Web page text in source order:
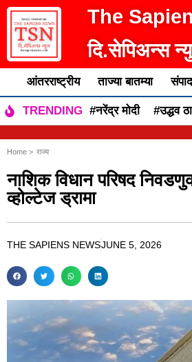
The
दि.सेपिअन्स
आंतरराष्ट्रीय ताज्या बातम्या
TRENDING #नरेंद्र मोदी #उद्धव
Home > राज्य
नाशिक विधान परिषद
व्होल्टेज ड्रामा
THE SAPIENS NEWSJUNE 5, 2026